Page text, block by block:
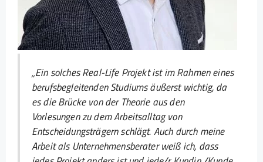
„Ein solches Real-Life Projekt ist im Rahmen eines
berufsbegleitenden Studiums äußerst wichtig, da
es die Brücke von der Theorie aus den
Vorlesungen zu dem Arbeitsalltag von
Entscheidungsträgern schlägt. Auch durch meine
Arbeit als Unternehmensberater weiß ich, dass